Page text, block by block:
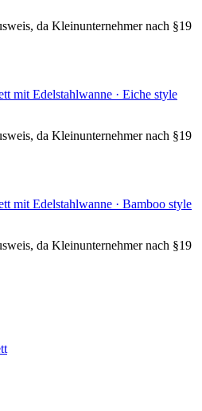
da Kleinunternehmer nach §19
mit Edelstahlwanne · Eiche style
da Kleinunternehmer nach §19
mit Edelstahlwanne · Bamboo style
da Kleinunternehmer nach §19